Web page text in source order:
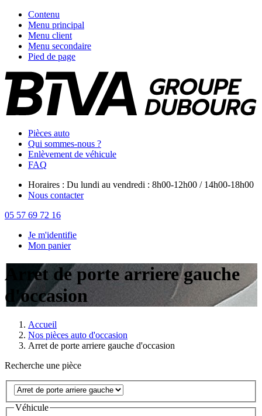
Contenu
Menu principal
Menu client
Menu secondaire
Pied de page
Pièces auto
Qui sommes-nous ?
Enlèvement de véhicule
FAQ
Horaires : Du lundi au vendredi : 8h00-12h00 / 14h00-18h00
Nous contacter
05 57 69 72 16
Je m'identifie
Mon panier
Arret de porte arriere gauche
d'occasion
Accueil
Nos pièces auto d'occasion
Arret de porte arriere gauche d'occasion
Recherche une pièce
Véhicule